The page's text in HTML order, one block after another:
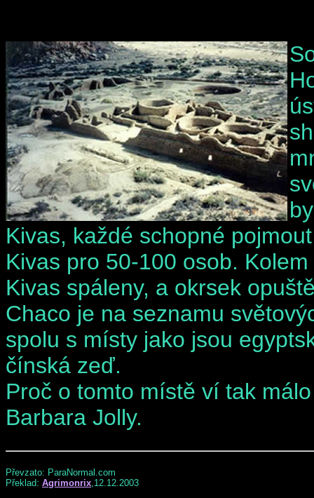
Kivas, každé schopné
Kivas pro 50-100 osob.
Kivas spáleny, a okrsek
Chaco je na seznamu
spolu s místy jako jsou
čínská zeď.
Proč o tomto místě ví tak
Barbara Jolly.
Převzato: ParaNormal.com
Překlad: Agrimonrix,12.12.2003